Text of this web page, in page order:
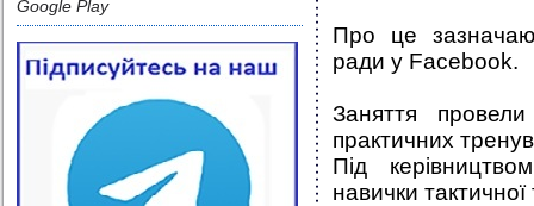
Google Play
Про це
ради у Facebook.
Заняття
практичних
Під
навички тактичної